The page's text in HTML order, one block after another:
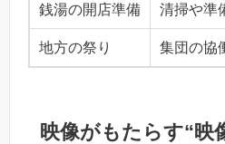
銭湯の開店準備 清掃や準
地方の祭り 集団の協
映像がもたらす“映